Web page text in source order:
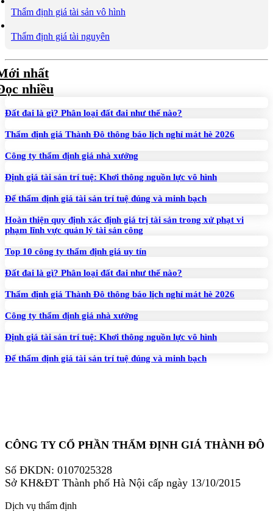
Thẩm định giá tài sản vô hình
Thẩm định giá tài nguyên
nhất
nhiều
Đất đai là gì? Phân loại đất đai như thế nào?
Thẩm định giá Thành Đô thông báo lịch nghỉ mát hè 2026
Công ty thẩm định giá nhà xưởng
Định giá tài sản trí tuệ: Khơi thông nguồn lực vô hình
Để thẩm định giá tài sản trí tuệ đúng và minh bạch
Hoàn thiện quy định xác định giá trị tài sản trong xử phạt vi
phạm lĩnh vực quản lý tài sản công
Top 10 công ty thẩm định giá uy tín
Đất đai là gì? Phân loại đất đai như thế nào?
Thẩm định giá Thành Đô thông báo lịch nghỉ mát hè 2026
Công ty thẩm định giá nhà xưởng
Định giá tài sản trí tuệ: Khơi thông nguồn lực vô hình
Để thẩm định giá tài sản trí tuệ đúng và minh bạch
CÔNG TY CỔ PHẦN THẨM ĐỊNH GIÁ THÀNH ĐÔ
Số ĐKDN: 0107025328
Sở KH&ĐT Thành phố Hà Nội cấp ngày 13/10/2015
Dịch vụ thẩm định